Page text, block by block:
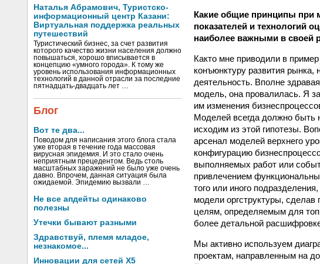
Наталья Абрамович, Туристско-
информационный центр Казани:
Виртуальная поддержка реальных
путешествий
Туристический бизнес, за счет развития
которого качество жизни населения должно
повышаться, хорошо вписывается в
концепцию «умного города». К тому же
уровень использования информационных
технологий в данной отрасли за последние
пятнадцать-двадцать лет …
Блог
Вот те два...
Поводом для написания этого блога стала
уже вторая в течение года массовая
вирусная эпидемия. И это стало очень
неприятным прецедентом. Ведь столь
масштабных заражений не было уже очень
давно. Впрочем, данная ситуация была
ожидаемой. Эпидемию вызвали …
Не все апдейты одинаково
полезны
Утечки бывают разными
Здравствуй, племя младое,
незнакомое...
Инновации для сетей X5
Какие общие принципы при
показателей и технологий
наиболее важными в своей
Как­то мне приводили в
конъюнктуру развития рынка,
деятельность. Вполне
модель, она провалилась. Я
им изменения
Моделей всегда должно быть
исходим из этой гипотезы.
арсенал моделей верхнего
конфигурацию
выполняемых работ или
привлечением
того или иного
модели оргструктуры, сделав
целям, определяемым для
более детальной
Мы активно используем
проектам, направленным на